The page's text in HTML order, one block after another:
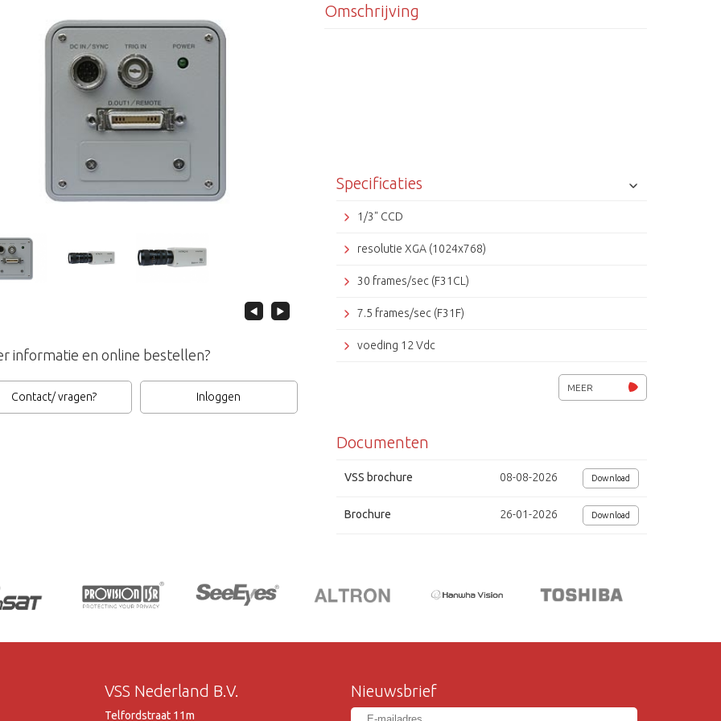
informatie en online bestellen?
Contact/ vragen? Inloggen
Omschrijving
Specificaties
1/3" CCD
resolutie XGA (1024x768)
30 frames/sec (F31CL)
7.5 frames/sec (F31F)
voeding 12 Vdc
MEER
Documenten
VSS brochure 08-08-2026 Download
Brochure 26-01-2026 Download
VSS Nederland B.V.
Telfordstraat 11m
Nieuwsbrief